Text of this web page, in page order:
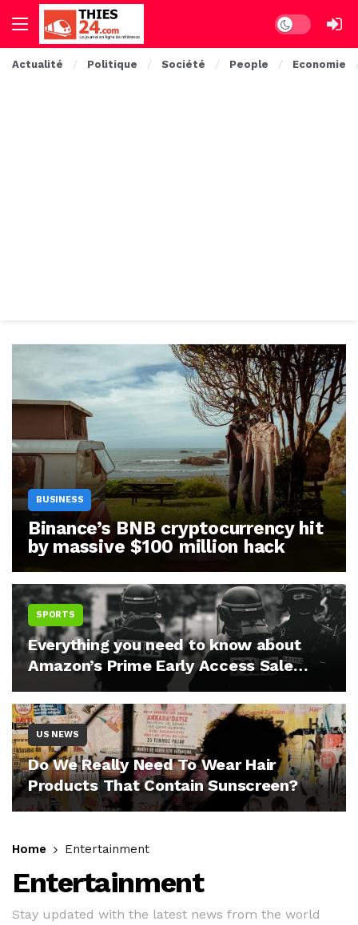
Dark mode
Actualité Politique Société People Economie
BUSINESS
Binance’s BNB cryptocurrency hit
by massive $100 million hack
SPORTS
Everything you need to know about
Amazon’s Prime Early Access Sale
next week
US NEWS
Do We Really Need To Wear Hair
Products That Contain Sunscreen?
Home Entertainment
Entertainment
Stay updated with the latest news from the world